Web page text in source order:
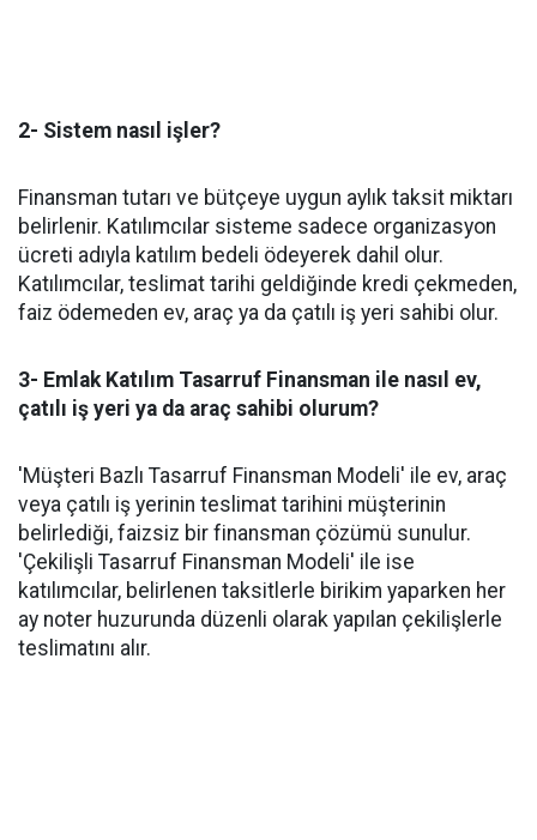
2- Sistem nasıl işler?
Finansman tutarı ve bütçeye uygun aylık taksit miktarı
belirlenir. Katılımcılar sisteme sadece organizasyon
ücreti adıyla katılım bedeli ödeyerek dahil olur.
Katılımcılar, teslimat tarihi geldiğinde kredi çekmeden,
faiz ödemeden ev, araç ya da çatılı iş yeri sahibi olur.
3- Emlak Katılım Tasarruf Finansman ile nasıl ev,
çatılı iş yeri ya da araç sahibi olurum?
'Müşteri Bazlı Tasarruf Finansman Modeli' ile ev, araç
veya çatılı iş yerinin teslimat tarihini müşterinin
belirlediği, faizsiz bir finansman çözümü sunulur.
'Çekilişli Tasarruf Finansman Modeli' ile ise
katılımcılar, belirlenen taksitlerle birikim yaparken her
ay noter huzurunda düzenli olarak yapılan çekilişlerle
teslimatını alır.